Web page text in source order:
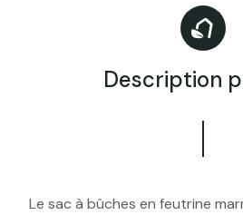
Description
Le sac à bûches en feutrine